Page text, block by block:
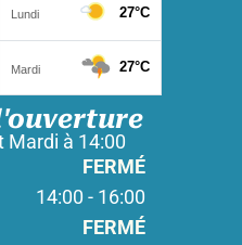
Mardi à 14:00
FERMÉ
14:00 - 16:00
FERMÉ